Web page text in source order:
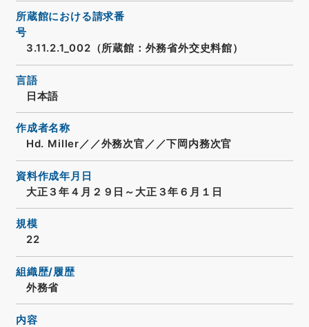
所蔵館における請求番
号
3.11.2.1_002（所蔵館：外務省外交史料館）
言語
日本語
作成者名称
Hd. Miller／／外務次官／／下岡内務次官
資料作成年月日
大正３年４月２９日～大正３年６月１日
規模
22
組織歴/履歴
外務省
内容